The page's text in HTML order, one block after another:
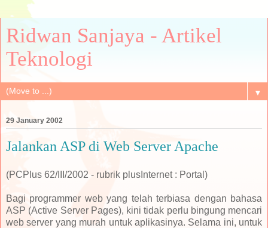
Ridwan Sanjaya - Artikel
Teknologi
▼
29 January 2002
Jalankan ASP di Web Server Apache
(PCPlus 62/III/2002 - rubrik plusInternet : Portal)
Bagi programmer web yang telah terbiasa dengan bahasa
ASP (Active Server Pages), kini tidak perlu bingung mencari
web server yang murah untuk aplikasinya. Selama ini, untuk